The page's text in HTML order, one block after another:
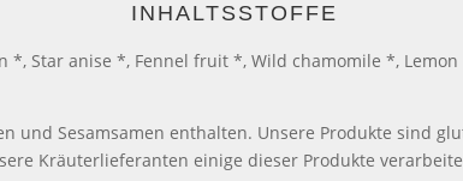
INHALTSSTOFFE
*, Star anise *, Fennel fruit *, Wild chamomile *,
und Sesamsamen enthalten. Unsere Produkte sind
Kräuterlieferanten einige dieser Produkte